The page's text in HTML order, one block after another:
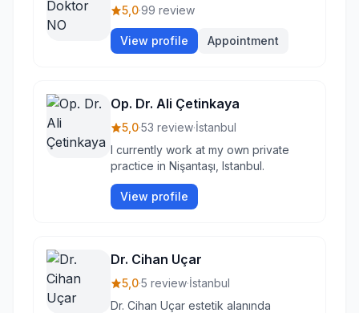
5,0·99 review
View profile Appointment
Op. Dr. Ali Çetinkaya
5,0·53 review·İstanbul
I currently work at my own private
practice in Nişantaşı, Istanbul.
View profile
Dr. Cihan Uçar
5,0·5 review·İstanbul
Dr. Cihan Uçar estetik alanında